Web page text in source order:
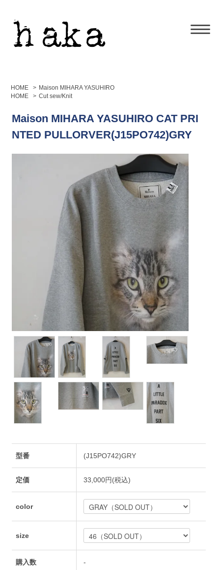
HOME > Maison MIHARA YASUHIRO
HOME
> Cut sew/Knit
Maison MIHARA YASUHIRO CAT PRI
NTED PULLORVER(J15PO742)GRY
型番 (J15PO742)GRY
定価 33,000円(税込)
color
size
購入数 -